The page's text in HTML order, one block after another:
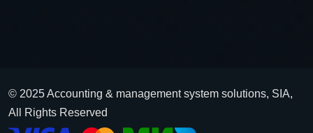
© 2025 Accounting & management system solutions, SIA,
All Rights Reserved